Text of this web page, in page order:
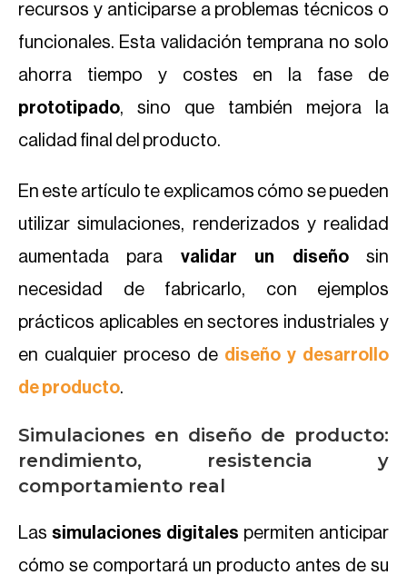
recursos y anticiparse a problemas técnicos o
funcionales. Esta validación temprana no solo
ahorra tiempo y costes en la fase de
prototipado, sino que también mejora la
calidad final del producto.
En este artículo te explicamos cómo se pueden
utilizar simulaciones, renderizados y realidad
aumentada para validar un diseñosin
necesidad de fabricarlo, con ejemplos
prácticos aplicables en sectores industriales y
en cualquier proceso de diseño y desarrollo
de producto.
Simulaciones en diseño de producto:
rendimiento, resistencia y
comportamiento real
Las simulaciones digitales permiten anticipar
cómo se comportará un producto antes de su